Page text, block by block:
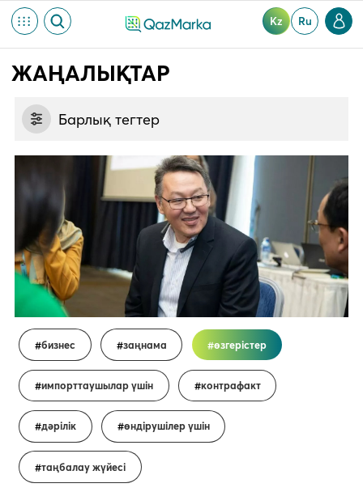
Ru
Kz
ЖАҢАЛЫҚТАР
Барлық тегтер
бизнес заңнама өзгерістер
импорттаушылар үшін контрафакт
дәрілік өндірушілер үшін
таңбалау жүйесі